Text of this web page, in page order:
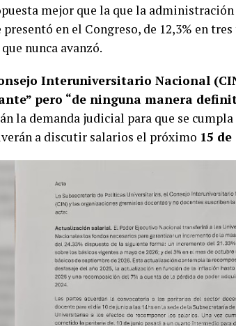
mejor que la que la
en el Congreso, de 12,3% en
nunca avanzó.
Interuniversitario Nacional
pero “de ninguna manera
la demanda judicial para que se cumpla
a discutir salarios el próximo 15